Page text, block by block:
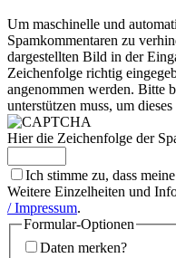
Um maschinelle und
Spamkommentaren zu
dargestellten Bild in der
Zeichenfolge richtig
angenommen werden. Bitte
unterstützen muss, um
Hier die Zeichenfolge der
Ich stimme zu, dass
Weitere Einzelheiten und
/ Impressum.
Formular-Optionen
Daten merken?